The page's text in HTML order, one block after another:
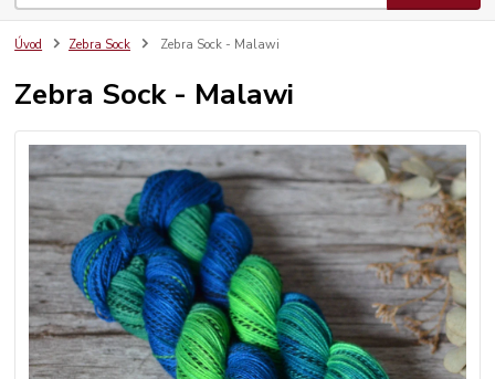
Úvod Zebra Sock Zebra Sock - Malawi
Zebra Sock - Malawi